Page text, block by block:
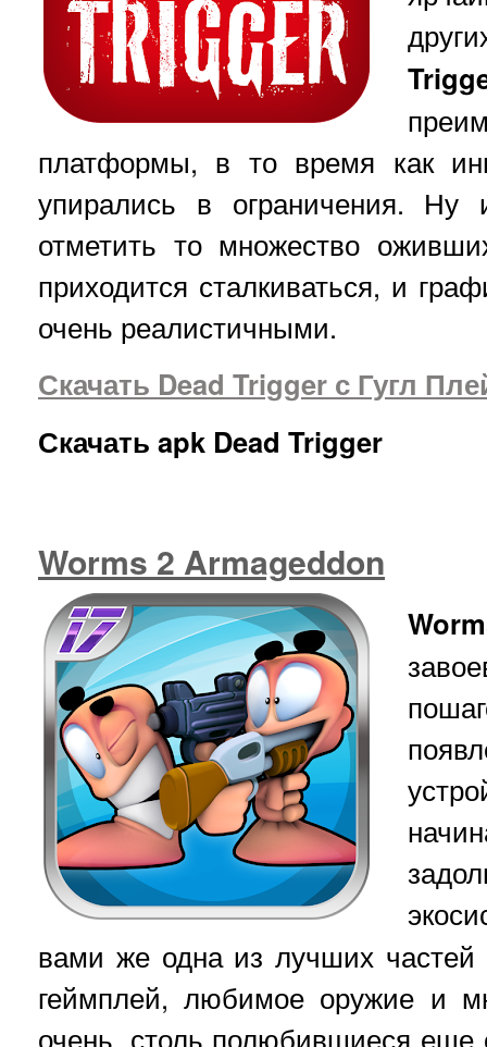
платформы, в то время как
упирались в ограничения.
отметить то множество
приходится сталкиваться, и
очень реалистичными.
Скачать Dead Trigger с Гугл
Скачать apk Dead Trigger
Worms 2 Armageddon
вами же одна из лучших частей
геймплей, любимое оружие и
очень, столь полюбившиеся